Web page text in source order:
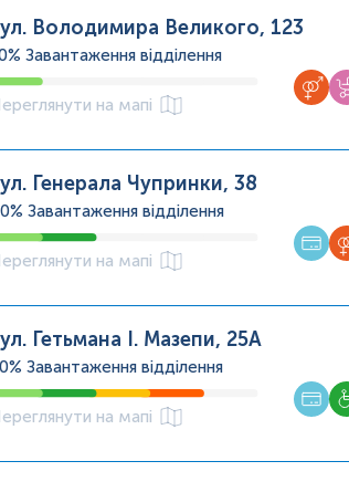
Володимира Великого, 123
Завантаження відділення
на мапі
Генерала Чупринки, 38
Завантаження відділення
на мапі
Гетьмана І. Мазепи, 25А
Завантаження відділення
на мапі